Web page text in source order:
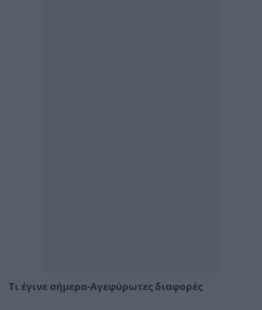
Τι έγινε σήμερα-Αγεφύρωτες διαφορές